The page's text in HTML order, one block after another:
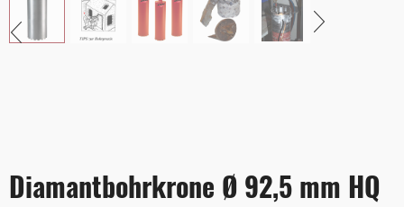
Diamantbohrkrone Ø 92,5 mm HQ